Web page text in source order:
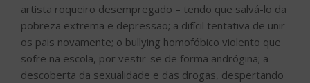
artista roqueiro desempregado – tendo que salvá-lo da
pobreza extrema e depressão; a difícil tentativa de unir
os pais novamente; o bullying homofóbico violento que
sofre na escola, por vestir-se de forma andrógina; a
descoberta da sexualidade e das drogas, despertando